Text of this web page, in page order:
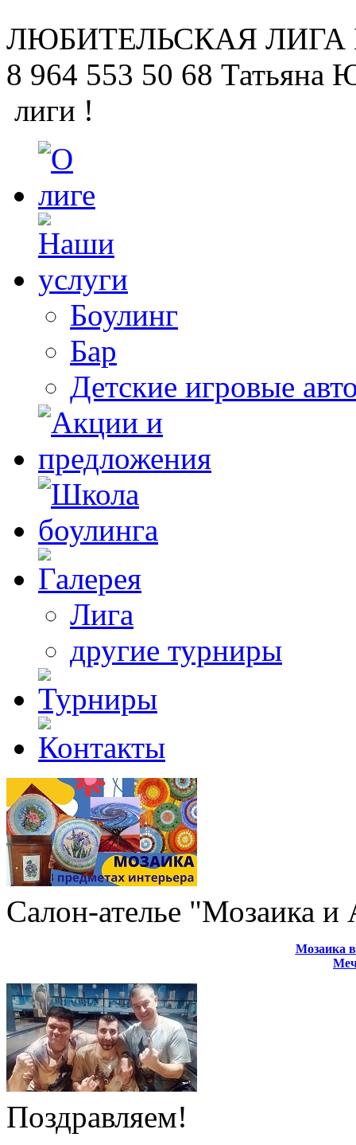
ЛЮБИТЕЛЬСКАЯ ЛИГА
8 964 553 50 68 Татьяна
лиги !
Боулинг
Бар
Детские игровые
Лига
другие турниры
Салон-ателье "Мозаика
Мозаика в
Поздравляем!